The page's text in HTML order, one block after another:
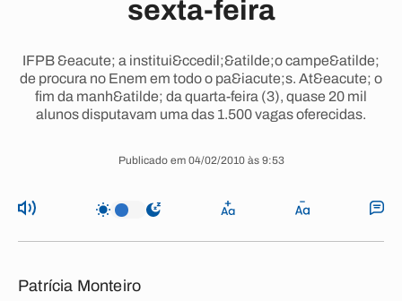
sexta-feira
IFPB &eacute; a institui&ccedil;&atilde;o campe&atilde;
de procura no Enem em todo o pa&iacute;s. At&eacute; o
fim da manh&atilde; da quarta-feira (3), quase 20 mil
alunos disputavam uma das 1.500 vagas oferecidas.
Publicado em 04/02/2010 às 9:53
Patrícia Monteiro